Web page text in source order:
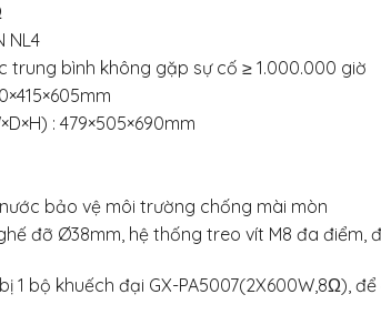
NL4
trung bình không gặp sự cố ≥ 1.000.000 giờ
: 479×505×690mm
bảo vệ môi trường chống mài mòn
đỡ Ø38mm, hệ thống treo vít M8 đa điểm,
1 bộ khuếch đại GX-PA5007(2X600W,8Ω),